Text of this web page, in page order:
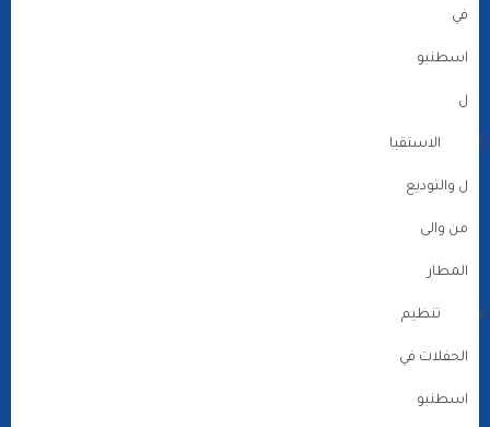
في
اسطنبو
ل
الاستقبا
ل والتوديع
من والى
المطار
تنظيم
الحفلات في
اسطنبو